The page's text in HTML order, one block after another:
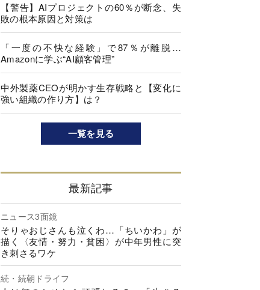
【警告】AIプロジェクトの60％が断念、失
敗の根本原因と対策は
「一度の不快な経験」で87％が離脱…
Amazonに学ぶ“AI顧客管理”
中外製薬CEOが明かす生存戦略と【変化に
強い組織の作り方】は？
一覧を見る
最新記事
ニュース3面鏡
そりゃおじさんも泣くわ…「ちいかわ」が
描く〈友情・努力・貧困〉が中年男性に突
き刺さるワケ
続・続朝ドライフ